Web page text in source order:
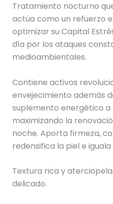
Tratamiento nocturno
actúa como un refuerzo
optimizar su Capital
día por los ataques
medioambientales.
Contiene activos
envejecimiento además
suplemento energético a
maximizando la
noche. Aporta firmeza,
redensifica la piel e
Textura rica y
delicado.